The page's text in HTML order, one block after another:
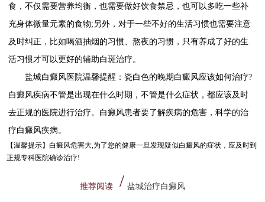
食，不仅需要营养均衡，也需要做好饮食禁忌，也可以多吃一些补
充身体微量元素的食物;另外，对于一些不好的生活习惯也需要注意
及时纠正，比如喝酒抽烟的习惯、熬夜的习惯，只有养成了好的生
活习惯才可以更好的辅助白斑治疗。
盐城白癜风医院温馨提醒：瓷白色的晚期白癜风应该如何治疗?
白癜风疾病不管是出现在什么时期，不管是什么症状，都应该及时
去正规的医院进行治疗。白癜风患者要了解疾病的危害，科学的治
疗白癜风疾病。
【温馨提示】白癜风危害大,为了您的健康一旦发现疑似白癜风的症状，应及时到
正规专科医院确诊治疗!
推荐阅读 盐城治疗白癜风